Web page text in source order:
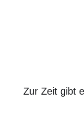
Zur Zeit gibt